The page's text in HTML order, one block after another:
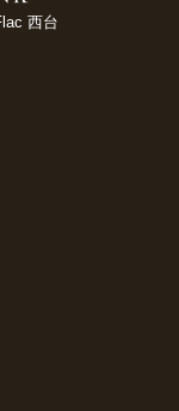
西台